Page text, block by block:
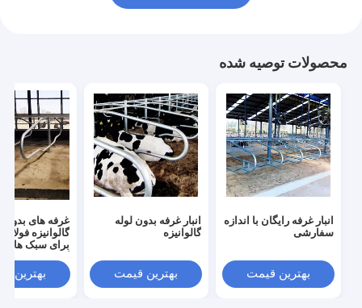
محصولات توصیه شده
انبار غرفه رایگان با اندازه
سفارشی
بهترین قیمت
انبار غرفه بدون لوله
گالوانیزه
بهترین قیمت
غرفه های بدون
گالوانیزه
برای سبک های
بهترین